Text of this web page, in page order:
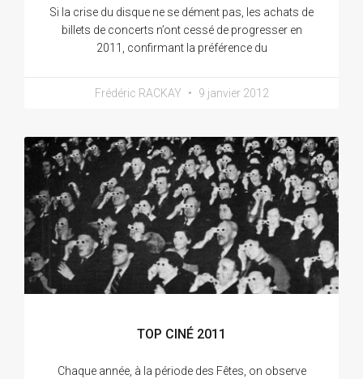
Si la crise du disque ne se dément pas, les achats de
billets de concerts n’ont cessé de progresser en
2011, confirmant la préférence du
Frédéric RACKAY 9 janvier 2012
TOP CINÉ 2011
Chaque année, à la période des Fêtes, on observe